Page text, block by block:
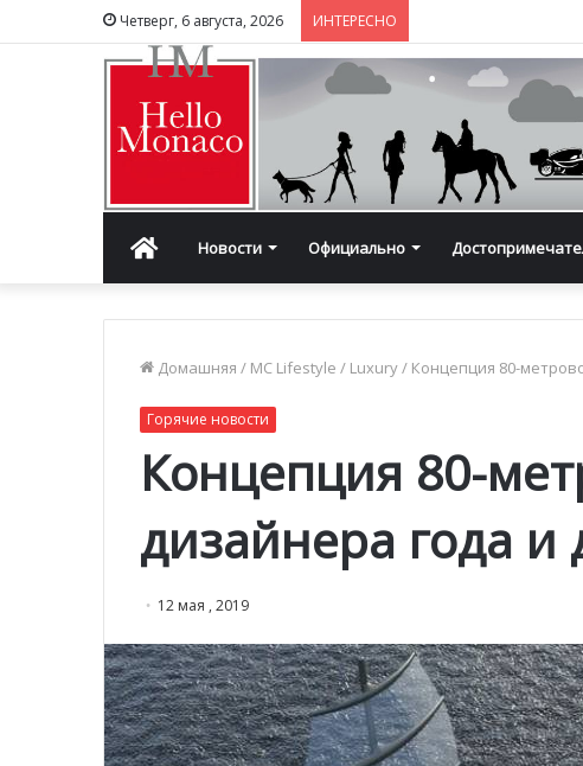
Четверг, 6 августа, 2026 ИНТЕРЕСНО
ГлавнаяНовости Официально
Домашняя / MC Lifestyle / Luxury/ Концепция 80-
Горячие новости
Концепция 80-
дизайнера года и
12 мая , 2019